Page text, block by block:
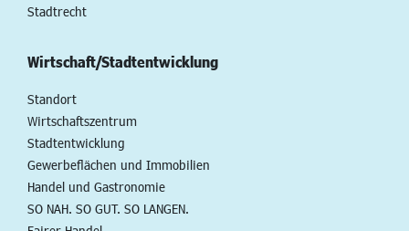
Stadtrecht
Wirtschaft/Stadtentwicklung
Standort
Wirtschaftszentrum
Stadtentwicklung
Gewerbeflächen und Immobilien
Handel und Gastronomie
SO NAH. SO GUT. SO LANGEN.